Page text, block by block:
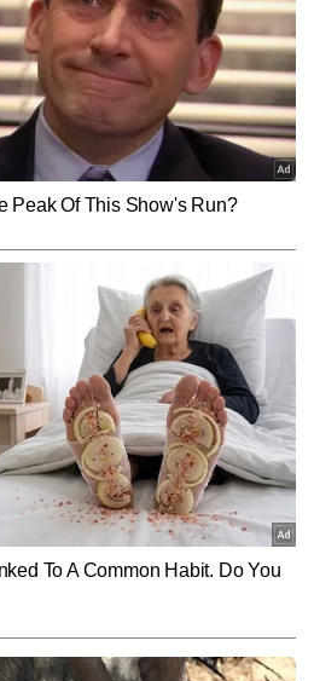
तेजी से प्रस्तुत करने में उनकी विशेष दक्षता है। टीवी
और डेस्क—दोनों क्षेत्रों में अनुभव होने के कारण वे समाचारों
से देखते हैं। देश–दुनिया की ताजातरीन अपडेट्स, ब्रेकिंग
स्टोरीज तैयार करने में वे सिद्धहस्त हैं। उनकी
रही है कि हर खबर तेज, सटीक और जानकारीपूर्ण रूप में
वैश्य अब तक 22,000 से अधिक खबरें लिख चुके हैं, जिनमें
इंटरव्यू, ग्राउंड रिपोर्ट्स, विश्लेषण और एक्सप्लेनर
और पढ़ें
our daily Newsletter!
SUBMIT